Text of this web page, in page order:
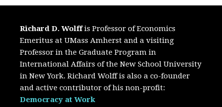
Richard D. Wolffis Professor of Economics
Emeritus at UMass Amherst and a visiting
Professor in the Graduate Program in
International Affairs of the New School University
in New York. Richard Wolff is also a co-founder
and active contributor of his non-profit:
Democracy at Work